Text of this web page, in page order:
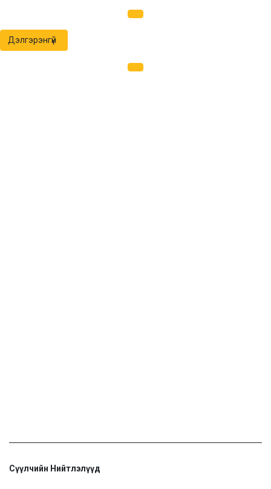
Дэлгэрэнгүй
Сүүлчийн Нийтлэлүүд